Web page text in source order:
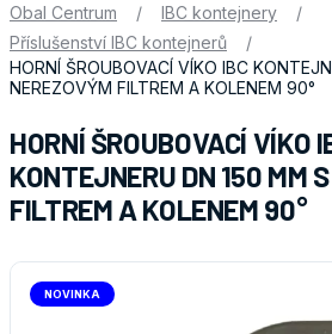
Obal Centrum / IBC kontejnery
/
Příslušenství IBC kontejnerů
/
HORNÍ ŠROUBOVACÍ VÍKO IBC
NEREZOVÝM FILTREM A KOLENEM 90°
HORNÍ ŠROUBOVACÍ VÍKO
KONTEJNERU DN 150 MM
FILTREM A KOLENEM 90°
NOVINKA